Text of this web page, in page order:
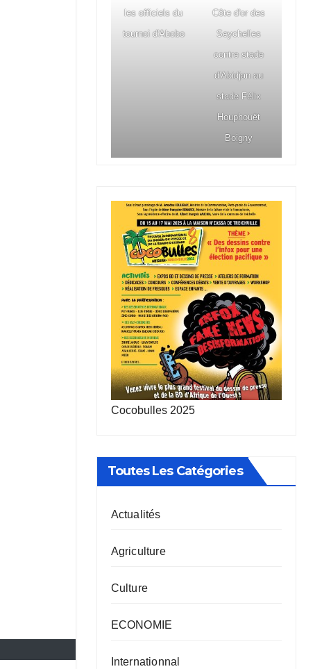
les officiels du
tournoi d'Abobo
Côte d'or des
Seychelles
contre stade
d'Abidjan au
stade Félix
Houphouët
Boigny
Cocobulles 2025
Toutes Les Catégories
Actualités
Agriculture
Culture
ECONOMIE
Internationnal